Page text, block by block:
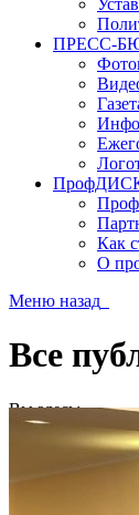
Устав
ПРЕСС-
Как
О
Меню назад
Все
Вы здесь:
Главная
Все